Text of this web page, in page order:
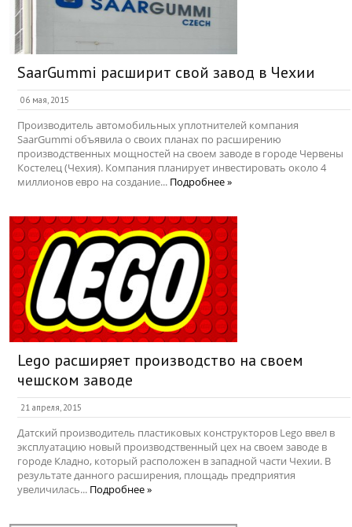
SaarGummi расширит свой завод в Чехии
06 мая, 2015
Производитель автомобильных уплотнителей компания
SaarGummi объявила о своих планах по расширению
производственных мощностей на своем заводе в городе Червены
Костелец (Чехия). Компания планирует инвестировать около 4
миллионов евро на создание... Подробнее »
Lego расширяет производство на своем
чешском заводе
21 апреля, 2015
Датский производитель пластиковых конструкторов Lego ввел в
эксплуатацию новый производственный цех на своем заводе в
городе Кладно, который расположен в западной части Чехии. В
результате данного расширения, площадь предприятия
увеличилась... Подробнее »